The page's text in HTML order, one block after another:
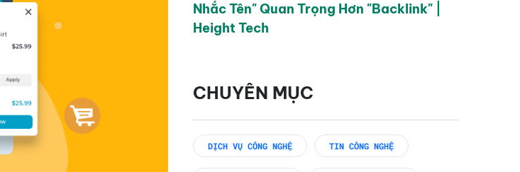
Nhắc Tên" Quan Trọng Hơn "Backlink" |
Height Tech
CHUYÊN MỤC
DỊCH VỤ CÔNG NGHỆ TIN CÔNG NGHỆ